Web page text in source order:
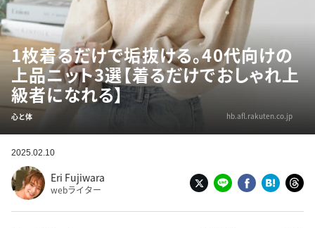
1枚着るだけで垢抜ける。40代向けの
上品ニット3選【着るだけでおしゃれ上
級者になれる】
心と体 hb.afl.rakuten.co.jp
2025.02.10
Eri Fujiwara
webライター